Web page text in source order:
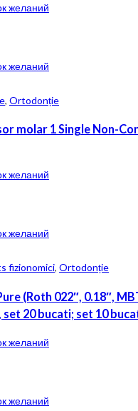
желаний
желаний
, Ortodonție
molar 1 Single Non-
желаний
желаний
fizionomici, Ortodonție
(Roth 022″, 0.18″,
set 20 bucati; set 10
желаний
желаний